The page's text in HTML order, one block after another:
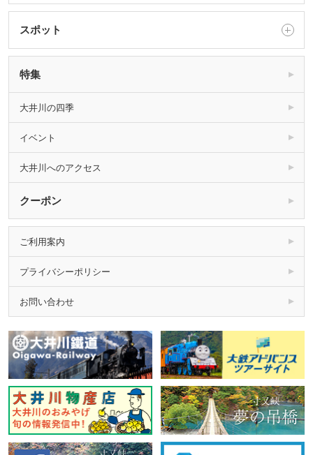
スポット
特集
大井川の四季
イベント
大井川へのアクセス
クーポン
ご利用案内
プライバシーポリシー
お問い合わせ